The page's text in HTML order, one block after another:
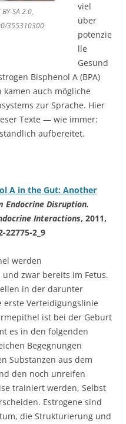
SA 2.0,
355310300
viel
über
potenzie
lle
Gesund
Bisphenol A (BPA)
kamen auch mögliche
zur Sprache. Hier
Texte — wie immer:
aufbereitet.
A in the Gut: Another
Endocrine Disruption.
Interactions, 2011,
22775-2_9
werden
zwar bereits im Fetus.
in der darunter
erste Verteidigungslinie
ist bei der Geburt
es in den folgenden
Begegnungen
Substanzen aus dem
den noch unreifen
trainiert werden, Selbst
Estrogene sind
die Strukturierung und